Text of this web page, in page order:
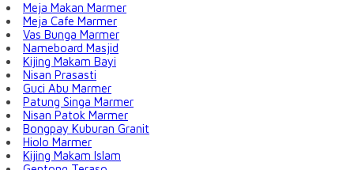
Meja Makan Marmer
Meja Cafe Marmer
Vas Bunga Marmer
Nameboard Masjid
Kijing Makam Bayi
Nisan Prasasti
Guci Abu Marmer
Patung Singa Marmer
Nisan Patok Marmer
Bongpay Kuburan Granit
Hiolo Marmer
Kijing Makam Islam